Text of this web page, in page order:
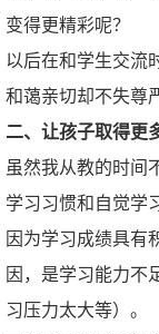
变得更精彩呢？
以后在和学生交流
和蔼亲切却不失尊
二、让孩子取得更
虽然我从教的时间
学习习惯和自觉学
因为学习成绩具有
因，是学习能力不
习压力太大等）。